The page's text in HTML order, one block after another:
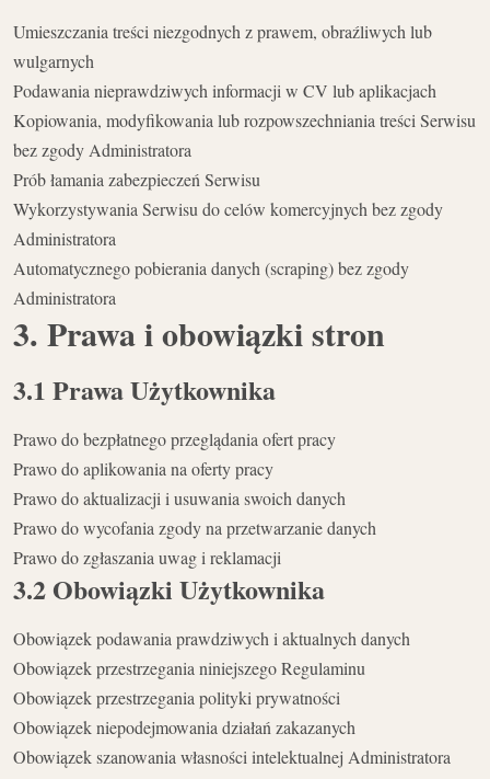
Umieszczania treści niezgodnych z prawem, obraźliwych lub
wulgarnych
Podawania nieprawdziwych informacji w CV lub aplikacjach
Kopiowania, modyfikowania lub rozpowszechniania treści Serwisu
bez zgody Administratora
Prób łamania zabezpieczeń Serwisu
Wykorzystywania Serwisu do celów komercyjnych bez zgody
Administratora
Automatycznego pobierania danych (scraping) bez zgody
Administratora
3. Prawa i obowiązki stron
3.1 Prawa Użytkownika
Prawo do bezpłatnego przeglądania ofert pracy
Prawo do aplikowania na oferty pracy
Prawo do aktualizacji i usuwania swoich danych
Prawo do wycofania zgody na przetwarzanie danych
Prawo do zgłaszania uwag i reklamacji
3.2 Obowiązki Użytkownika
Obowiązek podawania prawdziwych i aktualnych danych
Obowiązek przestrzegania niniejszego Regulaminu
Obowiązek przestrzegania polityki prywatności
Obowiązek niepodejmowania działań zakazanych
Obowiązek szanowania własności intelektualnej Administratora